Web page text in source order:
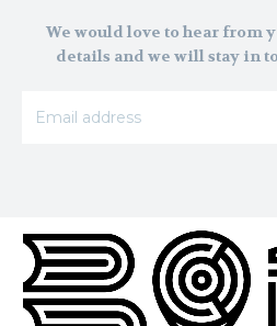
We would love to hear from
details and we will stay in